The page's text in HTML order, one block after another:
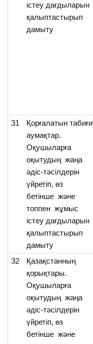
істеу дағдыларын
қалыптастырып
дамыту
31
Қорғалатын табиғи
аумақтар.
Оқушыларға
оқытудың жаңа
әдіс-тәсілдерін
үйретіп, өз
бетінше және
топпен жұмыс
істеу дағдыларын
қалыптастырып
дамыту
32
Қазақстанның
қорықтары.
Оқушыларға
оқытудың жаңа
әдіс-тәсілдерін
үйретіп, өз
бетінше және